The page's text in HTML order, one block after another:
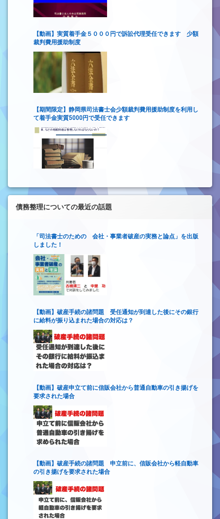
【動画】実質着手金５０００円で訴訟代理受任できます 少額
裁判費用援助制度
【期間限定】静岡県司法書士会少額裁判費用援助制度を利用し
て着手金実質5000円で受任できます
債務整理についての最近の話題
「司法書士のための 会社・事業者破産の実務と論点」を出版
しました！
【動画】破産手続の諸問題 受任通知が到達した後にその銀行
に給料が振り込まれた場合の対応は？
【動画】破産申立て前に信販会社から普通自動車の引き揚げを
要求された場合
【動画】破産手続の諸問題 申立前に、信販会社から軽自動車
の引き揚げを要求された場合